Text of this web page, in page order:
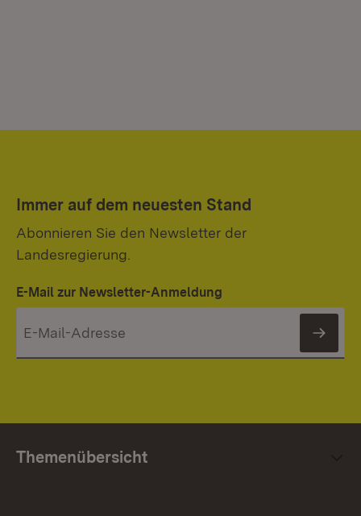
Immer auf dem neuesten Stand
Abonnieren Sie den Newsletter der
Landesregierung.
E-Mail zur Newsletter-Anmeldung
Themenübersicht